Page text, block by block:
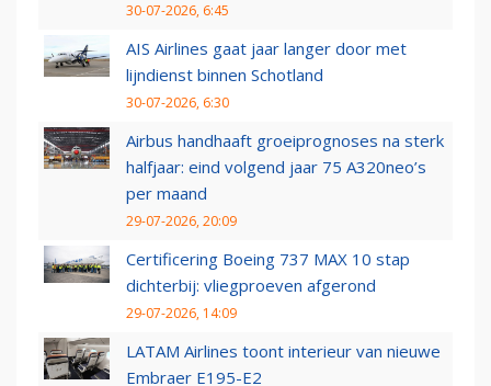
30-07-2026, 6:45
AIS Airlines gaat jaar langer door met
lijndienst binnen Schotland
30-07-2026, 6:30
Airbus handhaaft groeiprognoses na sterk
halfjaar: eind volgend jaar 75 A320neo’s
per maand
29-07-2026, 20:09
Certificering Boeing 737 MAX 10 stap
dichterbij: vliegproeven afgerond
29-07-2026, 14:09
LATAM Airlines toont interieur van nieuwe
Embraer E195-E2